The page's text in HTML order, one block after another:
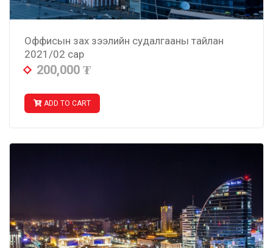
Оффисын зах зээлийн судалгааны тайлан
2021/02 сар
200,000 ₮
ADD TO CART